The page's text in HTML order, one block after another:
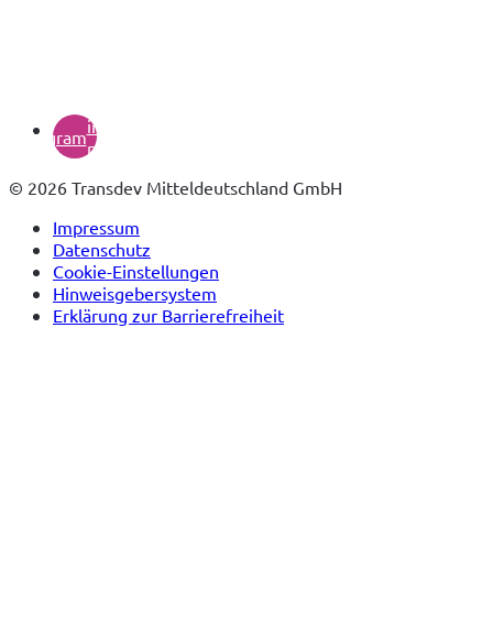
instagramin
neuem
© 2026 Transdev Mitteldeutschland GmbH
Impressum
Datenschutz
Cookie-Einstellungen
Hinweisgebersystem
Erklärung zur Barrierefreiheit